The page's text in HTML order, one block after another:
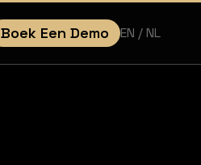
Boek Een Demo EN / NL